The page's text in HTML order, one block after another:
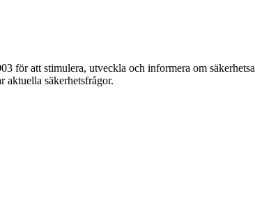
att stimulera, utveckla och informera om
aktuella säkerhetsfrågor.